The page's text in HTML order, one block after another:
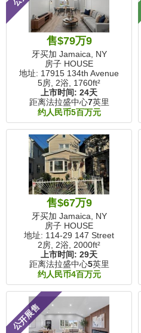
售$79万9
牙买加 Jamaica, NY
房子 HOUSE
地址: 17915 134th Avenue
5房, 2浴, 1760ft²
上市时间: 24天
距离法拉盛中心7英里
约人民币5百万元
售$67万9
牙买加 Jamaica, NY
房子 HOUSE
地址: 114-29 147 Street
2房, 2浴, 2000ft²
上市时间: 29天
距离法拉盛中心5英里
约人民币4百万元
公开展售